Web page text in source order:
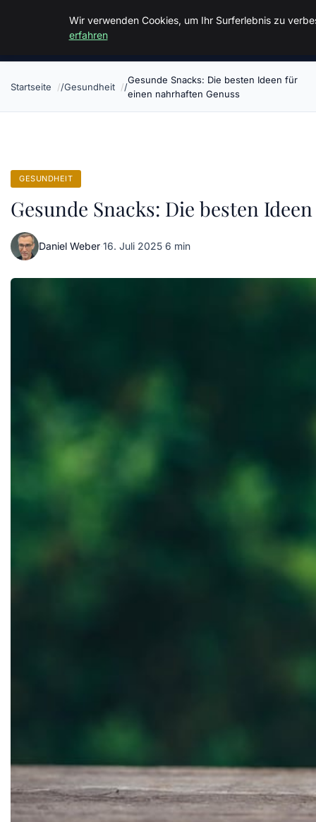
Malzminden
Startseite Gesundheit
Gesunde Snacks: Die besten Ideen für
einen nahrhaften Genuss
GESUNDHEIT
Gesunde Snacks: Die besten
Daniel Weber·16. Juli 2025·6 min
Wir verwenden Cookies, um Ihr Surferlebnis zu
erfahren